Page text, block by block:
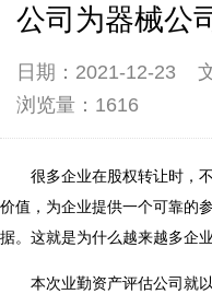
公司为器械公
日期：2021-12-23
浏览量：1616
很多企业在股权转让时，不
价值，为企业提供一个可靠的
据。这就是为什么越来越多企
本次业勤资产评估公司就